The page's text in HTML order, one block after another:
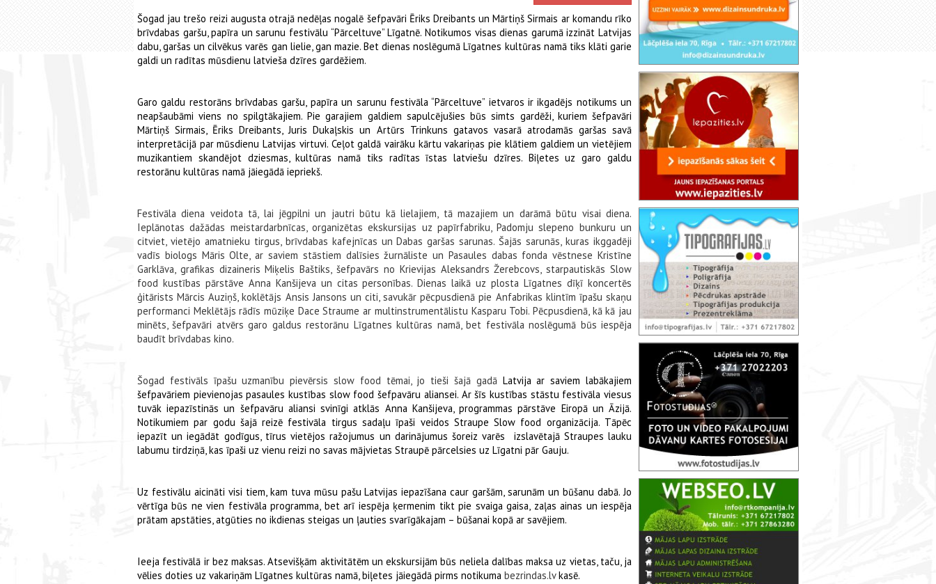
Šogad jau trešo reizi augusta otrajā nedēļas nogalē šefpavāri Ēriks Dreibants un Mārtiņš Sirmais ar komandu rīko
brīvdabas garšu, papīra un sarunu festivālu “Pārceltuve” Līgatnē. Notikumos visas dienas garumā izzināt Latvijas
dabu, garšas un cilvēkus varēs gan lielie, gan mazie. Bet dienas noslēgumā Līgatnes kultūras namā tiks klāti garie
galdi un radītas mūsdienu latvieša dzīres gardēžiem.
Garo galdu restorāns brīvdabas garšu, papīra un sarunu festivāla “Pārceltuve” ietvaros ir ikgadējs notikums un
neapšaubāmi viens no spilgtākajiem. Pie garajiem galdiem sapulcējušies būs simts gardēži, kuriem šefpavāri
Mārtiņš Sirmais, Ēriks Dreibants, Juris Dukaļskis un Artūrs Trinkuns gatavos vasarā atrodamās garšas savā
interpretācijā par mūsdienu Latvijas virtuvi. Ceļot galdā vairāku kārtu vakariņas pie klātiem galdiem un vietējiem
muzikantiem skandējot dziesmas, kultūras namā tiks radītas īstas latviešu dzīres. Biļetes uz garo galdu
restorānu kultūras namā jāiegādā iepriekš.
Festivāla diena veidota tā, lai jēgpilni un jautri būtu kā lielajiem, tā mazajiem un darāmā būtu visai diena.
Ieplānotas dažādas meistardarbnīcas, organizētas ekskursijas uz papīrfabriku, Padomju slepeno bunkuru un
citviet, vietējo amatnieku tirgus, brīvdabas kafejnīcas un Dabas garšas sarunas. Šajās sarunās, kuras ikggadēji
vadīs biologs Māris Olte, ar saviem stāstiem dalīsies žurnāliste un Pasaules dabas fonda vēstnese Kristīne
Garklāva, grafikas dizaineris Miķelis Baštiks, šefpavārs no Krievijas Aleksandrs Žerebcovs, starpautiskās Slow
food kustības pārstāve Anna Kanšijeva un citas personības. Dienas laikā uz plosta Līgatnes dīķī koncertēs
ģitārists Mārcis Auziņš, koklētājs Ansis Jansons un citi, savukār pēcpusdienā pie Anfabrikas klintīm īpašu skaņu
performanci Meklētājs rādīs mūziķe Dace Straume ar multinstrumentālistu Kasparu Tobi. Pēcpusdienā, kā kā jau
minēts, šefpavāri atvērs garo galdus restorānu Līgatnes kultūras namā, bet festivāla noslēgumā būs iespēja
baudīt brīvdabas kino.
Šogad festivāls īpašu uzmanību pievērsis slow food tēmai, jo tieši šajā gadā Latvija ar saviem labākajiem
šefpavāriem pievienojas pasaules kustības slow food šefpavāru aliansei. Ar šīs kustības stāstu festivāla viesus
tuvāk iepazīstinās un šefpavāru aliansi svinīgi atklās Anna Kanšijeva, programmas pārstāve Eiropā un Āzijā.
Notikumiem par godu šajā reizē festivāla tirgus sadaļu īpaši veidos Straupe Slow food organizācija. Tāpēc
iepazīt un iegādāt godīgus, tīrus vietējos ražojumus un darinājumus šoreiz varēs izslavētajā Straupes lauku
labumu tirdziņā, kas īpaši uz vienu reizi no savas mājvietas Straupē pārcelsies uz Līgatni pār Gauju.
Uz festivālu aicināti visi tiem, kam tuva mūsu pašu Latvijas iepazīšana caur garšām, sarunām un būšanu dabā. Jo
vērtīga būs ne vien festivāla programma, bet arī iespēja ķermenim tikt pie svaiga gaisa, zaļas ainas un iespēja
prātam apstāties, atgūties no ikdienas steigas un ļauties svarīgākajam – būšanai kopā ar savējiem.
Ieeja festivālā ir bez maksas. Atsevišķām aktivitātēm un ekskursijām būs neliela dalības maksa uz vietas, taču, ja
vēlies doties uz vakariņām Līgatnes kultūras namā, biļetes jāiegādā pirms notikuma bezrindas.lvkasē.